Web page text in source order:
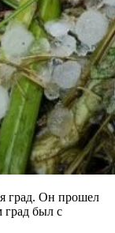
град. Он прошел
град был с